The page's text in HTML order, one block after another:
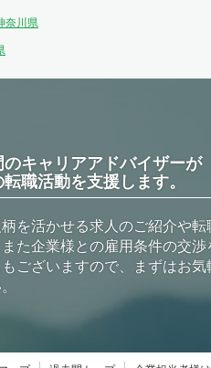
奈川県
キャリアアドバイザーが
職活動を支援します。
を活かせる求人のご紹介や転
た企業様との雇用条件の交渉
ございますので、まずはお気